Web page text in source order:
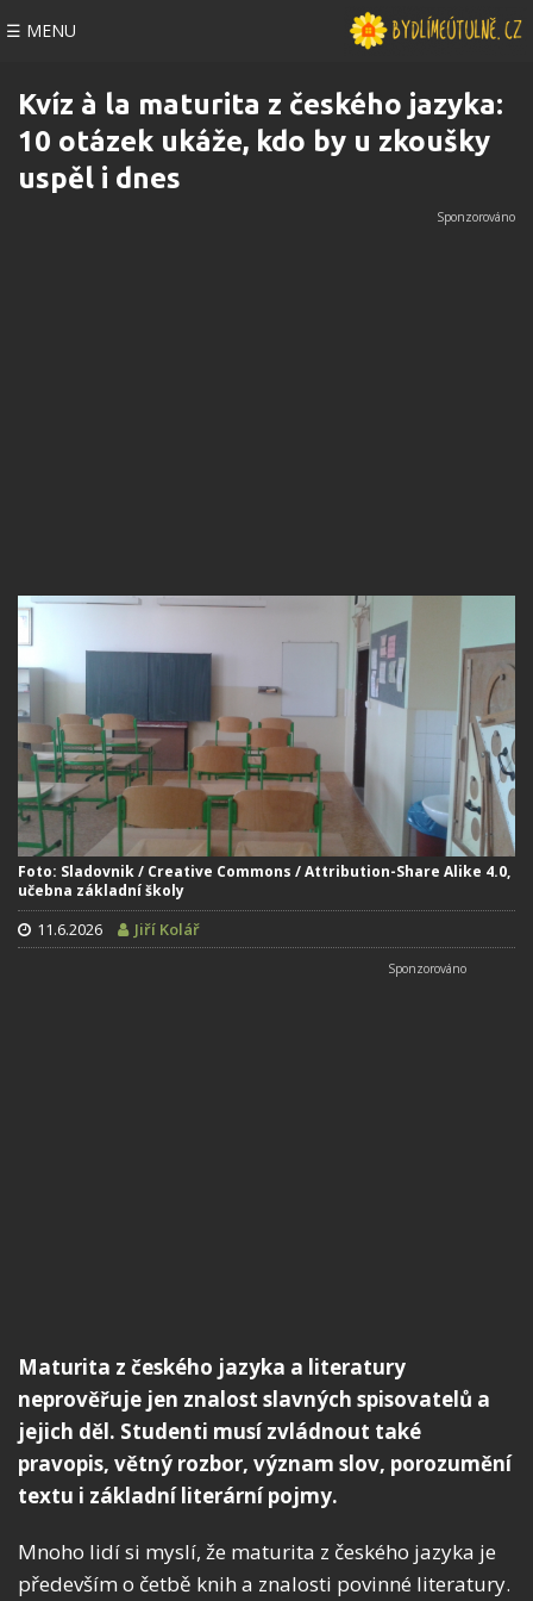
☰ MENU
Kvíz à la maturita z českého jazyka:
10 otázek ukáže, kdo by u zkoušky
uspěl i dnes
Foto: Sladovnik / Creative Commons / Attribution-Share Alike 4.0,
učebna základní školy
11.6.2026 Jiří Kolář
Maturita z českého jazyka a literatury
neprověřuje jen znalost slavných spisovatelů a
jejich děl. Studenti musí zvládnout také
pravopis, větný rozbor, význam slov, porozumění
textu i základní literární pojmy.
Mnoho lidí si myslí, že maturita z českého jazyka je
především o četbě knih a znalosti povinné literatury.